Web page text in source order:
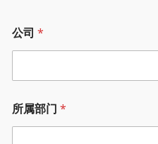
箱
*
司
公司 *
所属部门 *